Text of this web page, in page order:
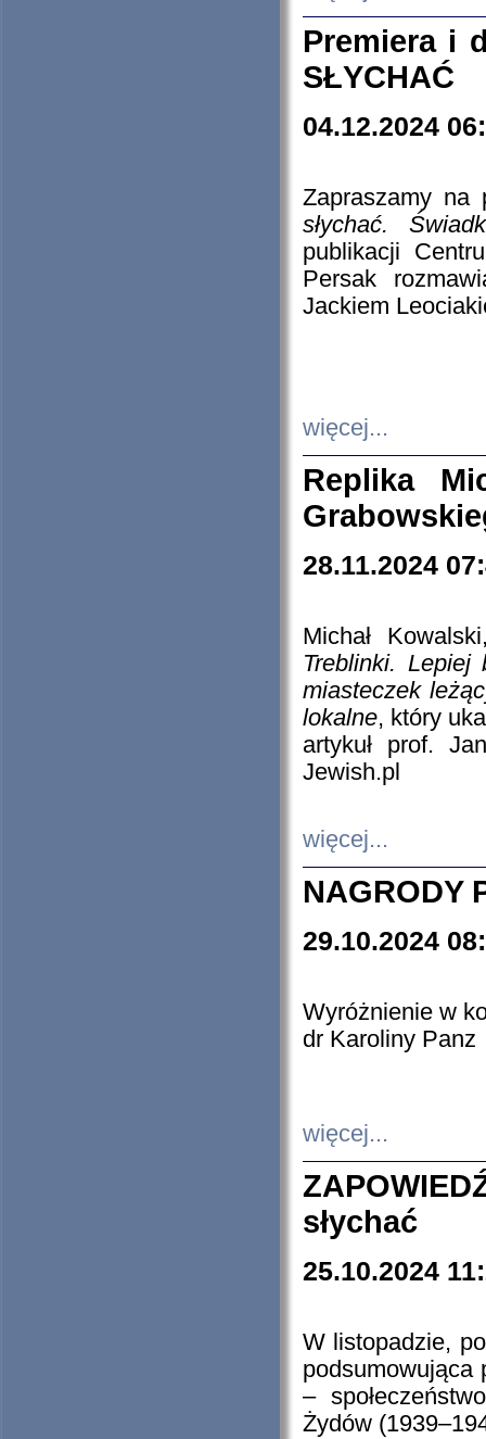
Premiera i
SŁYCHAĆ
04.12.2024
Zapraszamy
słychać.
publikacji
Persak
Jackiem
więcej...
Replika
28.11.2024
Michał
Treblinki. Lepiej
miasteczek
lokalne, który
artykuł prof.
Jewish.pl
więcej...
NAGRODY
29.10.2024
Wyróżnienie w
dr Karoliny Panz
więcej...
słychać
25.10.2024
W listopadzie,
podsumowująca
–
Żydów